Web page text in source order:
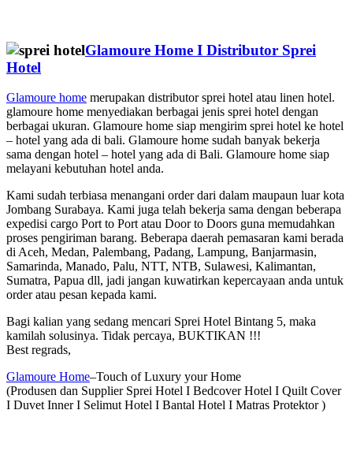
Glamoure Home I Distributor Sprei
Hotel
Glamoure home merupakan distributor sprei hotel atau linen hotel.
glamoure home menyediakan berbagai jenis sprei hotel dengan
berbagai ukuran. Glamoure home siap mengirim sprei hotel ke hotel
– hotel yang ada di bali. Glamoure home sudah banyak bekerja
sama dengan hotel – hotel yang ada di Bali. Glamoure home siap
melayani kebutuhan hotel anda.
Kami sudah terbiasa menangani order dari dalam maupaun luar kota
Jombang Surabaya. Kami juga telah bekerja sama dengan beberapa
expedisi cargo Port to Port atau Door to Doors guna memudahkan
proses pengiriman barang. Beberapa daerah pemasaran kami berada
di Aceh, Medan, Palembang, Padang, Lampung, Banjarmasin,
Samarinda, Manado, Palu, NTT, NTB, Sulawesi, Kalimantan,
Sumatra, Papua dll, jadi jangan kuwatirkan kepercayaan anda untuk
order atau pesan kepada kami.
Bagi kalian yang sedang mencari Sprei Hotel Bintang 5, maka
kamilah solusinya. Tidak percaya, BUKTIKAN !!!
Best regrads,
Glamoure Home–Touch of Luxury your Home
(Produsen dan Supplier Sprei Hotel I Bedcover Hotel I Quilt Cover
I Duvet Inner I Selimut Hotel I Bantal Hotel I Matras Protektor )